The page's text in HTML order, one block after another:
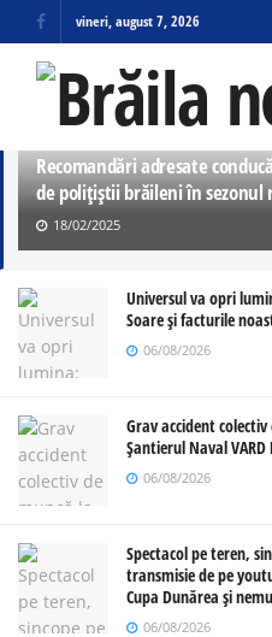
ULTIMELE TRENDING
Recomandări adresate
de polițiștii brăileni în sezonul
18/02/2025
Universul va opri
Soare și facturile
06/08/2026
Grav accident
Șantierul Naval VARD
06/08/2026
Spectacol pe teren,
transmisie de pe
Cupa Dunărea și
06/08/2026
vineri, august 7, 2026